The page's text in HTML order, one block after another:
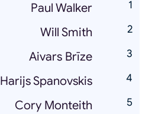
Paul Walker
Will Smith
Aivars Brīze
Harijs Spanovskis
Cory Monteith